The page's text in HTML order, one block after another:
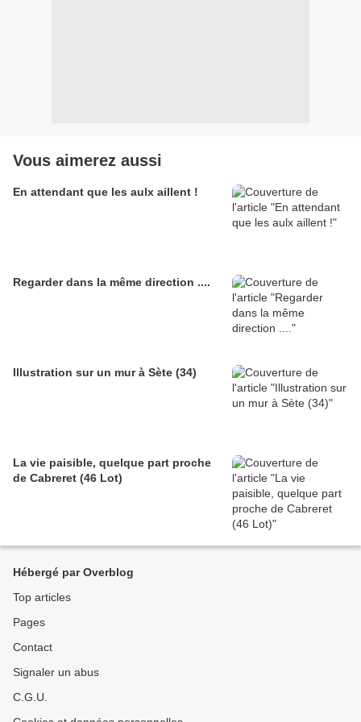
Vous aimerez aussi
En attendant que les aulx aillent !
Regarder dans la même direction ....
Illustration sur un mur à Sète (34)
La vie paisible, quelque part proche
de Cabreret (46 Lot)
Hébergé par Overblog
Top articles
Pages
Contact
Signaler un abus
C.G.U.